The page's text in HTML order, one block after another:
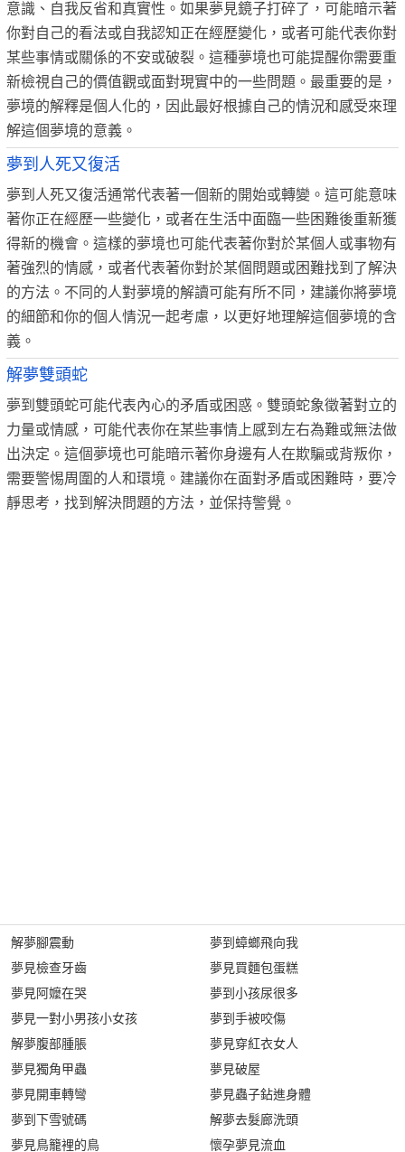
意識、自我反省和真實性。如果夢見鏡子打碎了，可能暗示著
你對自己的看法或自我認知正在經歷變化，或者可能代表你對
某些事情或關係的不安或破裂。這種夢境也可能提醒你需要重
新檢視自己的價值觀或面對現實中的一些問題。最重要的是，
夢境的解釋是個人化的，因此最好根據自己的情況和感受來理
解這個夢境的意義。
夢到人死又復活
夢到人死又復活通常代表著一個新的開始或轉變。這可能意味
著你正在經歷一些變化，或者在生活中面臨一些困難後重新獲
得新的機會。這樣的夢境也可能代表著你對於某個人或事物有
著強烈的情感，或者代表著你對於某個問題或困難找到了解決
的方法。不同的人對夢境的解讀可能有所不同，建議你將夢境
的細節和你的個人情況一起考慮，以更好地理解這個夢境的含
義。
解夢雙頭蛇
夢到雙頭蛇可能代表內心的矛盾或困惑。雙頭蛇象徵著對立的
力量或情感，可能代表你在某些事情上感到左右為難或無法做
出決定。這個夢境也可能暗示著你身邊有人在欺騙或背叛你，
需要警惕周圍的人和環境。建議你在面對矛盾或困難時，要冷
靜思考，找到解決問題的方法，並保持警覺。
解夢腳震動
夢見檢查牙齒
夢見阿嬤在哭
夢見一對小男孩小女孩
解夢腹部腫脹
夢見獨角甲蟲
夢見開車轉彎
夢到下雪號碼
夢見鳥籠裡的鳥
夢到蟑螂飛向我
夢見買麵包蛋糕
夢到小孩尿很多
夢到手被咬傷
夢見穿紅衣女人
夢見破屋
夢見蟲子鉆進身體
解夢去髮廊洗頭
懷孕夢見流血